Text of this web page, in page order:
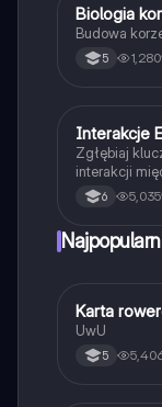
BBiologia
Biologia
Budowa
5 1,280
Biologia
Interakcje
Zgłębiaj
interakcji
Dowiedz się
oraz
studentów
6 5,035
KTechnika
Karta
UwU
5